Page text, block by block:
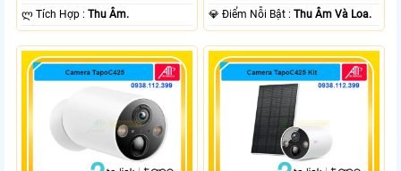
️ლ Tích Hợp :Thu Âm.
️💎 Điểm Nỗi Bật :Thu Âm Và Loa.